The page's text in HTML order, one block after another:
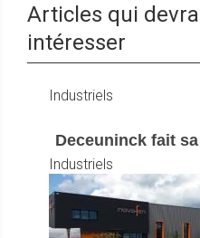
Articles qui
intéresser
Industriels
Deceuninck fait
Industriels